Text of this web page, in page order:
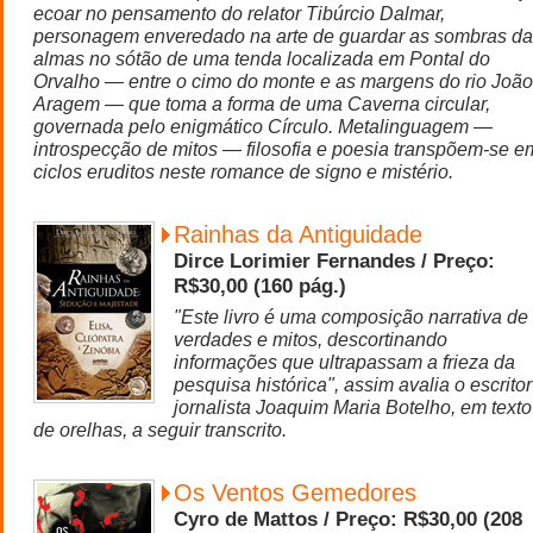
ecoar no pensamento do relator Tibúrcio Dalmar,
personagem enveredado na arte de guardar as sombras
almas no sótão de uma tenda localizada em Pontal do
Orvalho — entre o cimo do monte e as margens do rio João
Aragem — que toma a forma de uma Caverna circular,
governada pelo enigmático Círculo. Metalinguagem —
introspecção de mitos — filosofia e poesia transpõem-se
ciclos eruditos neste romance de signo e mistério.
Rainhas da Antiguidade
Dirce Lorimier Fernandes / Preço:
R$30,00 (160 pág.)
"Este livro é uma composição narrativa de
verdades e mitos, descortinando
informações que ultrapassam a frieza da
pesquisa histórica", assim avalia o
jornalista Joaquim Maria Botelho, em texto
de orelhas, a seguir transcrito.
Os Ventos Gemedores
Cyro de Mattos / Preço: R$30,00 (208